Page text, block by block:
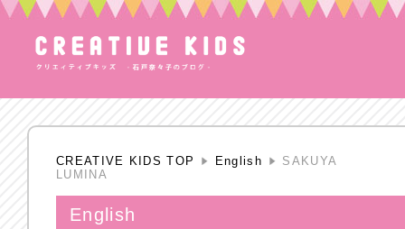
CREATIVE KIDS TOP English
SAKUYA
LUMINA
English